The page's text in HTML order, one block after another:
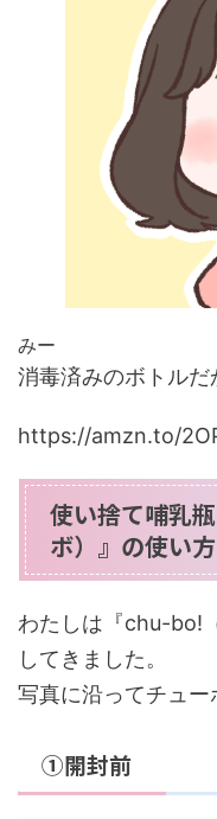
みー
消毒済みのボトルだ
https://amzn.to/
使い捨て哺乳
ボ）』の使い方
わたしは『chu-bo!
してきました。
写真に沿ってチュー
①開封前